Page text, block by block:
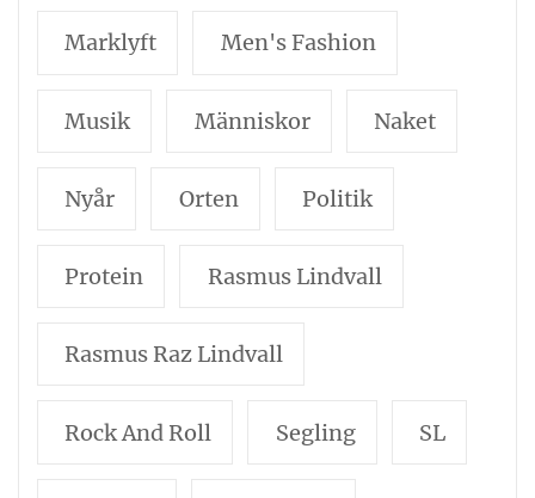
Marklyft Men's Fashion
Musik Människor Naket
Nyår Orten Politik
Protein Rasmus Lindvall
Rasmus Raz Lindvall
Rock And Roll Segling SL